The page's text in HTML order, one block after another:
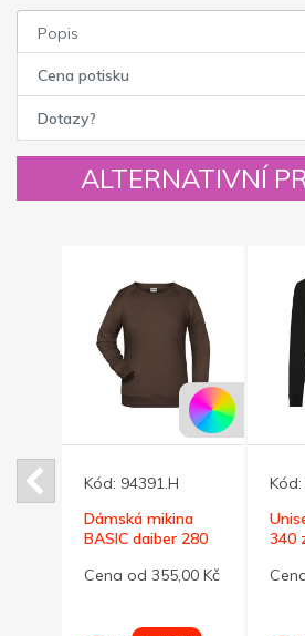
Popis
Cena potisku
Dotazy?
ALTERNATIVNÍ
Kód: 94391.H
Dámská mikina
BASIC daiber 280
Cena od 355,00 Kč
Kód:
340